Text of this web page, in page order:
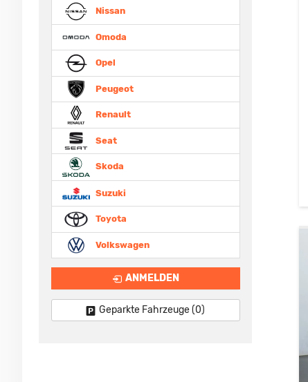
Nissan
Omoda
Opel
Peugeot
Renault
Seat
Skoda
Suzuki
Toyota
Volkswagen
ANMELDEN
Geparkte Fahrzeuge (0)